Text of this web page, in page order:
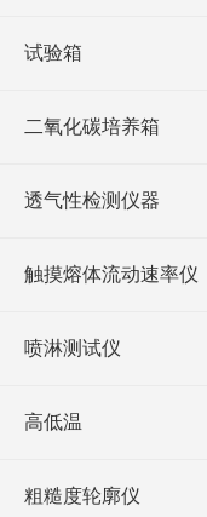
试验箱
二氧化碳培养箱
透气性检测仪器
触摸熔体流动速率仪
喷淋测试仪
高低温
粗糙度轮廓仪